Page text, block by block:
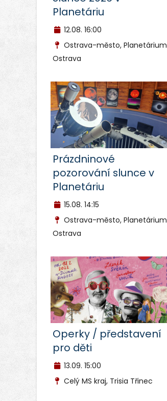
Planetáriu
12.08. 16:00
Ostrava-město, Planetárium
Ostrava
Prázdninové
pozorování slunce v
Planetáriu
15.08. 14:15
Ostrava-město, Planetárium
Ostrava
Operky / představení
pro děti
13.09. 15:00
Celý MS kraj, Trisia Třinec